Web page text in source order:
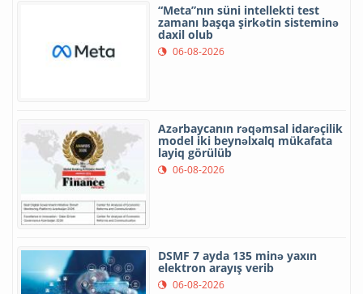
“Meta”nın süni intellekti test
zamanı başqa şirkətin sisteminə
daxil olub
06-08-2026
Azərbaycanın rəqəmsal idarəçilik
model iki beynəlxalq mükafata
layiq görülüb
06-08-2026
DSMF 7 ayda 135 minə yaxın
elektron arayış verib
06-08-2026